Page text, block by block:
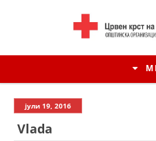
јули 19, 2016
Vlada